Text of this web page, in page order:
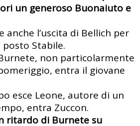
un generoso Buonaiuto e
anche l’uscita di Bellich per
Stabile.
Burnete, non particolarmente
entra il giovane
esce Leone, autore di un
entra Zuccon.
ritardo di Burnete su